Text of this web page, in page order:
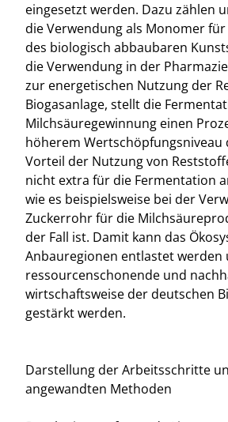
eingesetzt werden. Dazu zählen
die Verwendung als Monomer
des biologisch abbaubaren
die Verwendung in der
zur energetischen Nutzung der
Biogasanlage, stellt die
Milchsäuregewinnung einen
höherem Wertschöpfungsniveau
Vorteil der Nutzung von
nicht extra für die Fermentation
wie es beispielsweise bei der
Zuckerrohr für die
der Fall ist. Damit kann das
Anbauregionen entlastet werden
ressourcenschonende und
wirtschaftsweise der deutschen
gestärkt werden.
Darstellung der Arbeitsschritte
angewandten Methoden